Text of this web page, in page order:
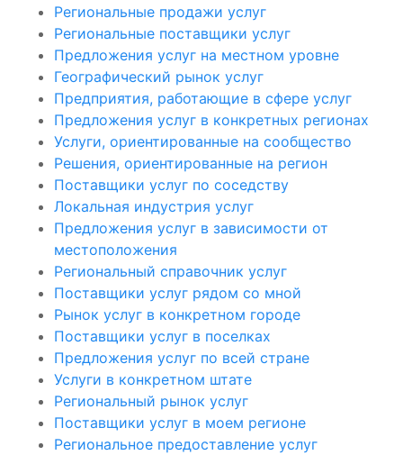
Региональные продажи услуг
Региональные поставщики услуг
Предложения услуг на местном уровне
Географический рынок услуг
Предприятия, работающие в сфере услуг
Предложения услуг в конкретных регионах
Услуги, ориентированные на сообщество
Решения, ориентированные на регион
Поставщики услуг по соседству
Локальная индустрия услуг
Предложения услуг в зависимости от
местоположения
Региональный справочник услуг
Поставщики услуг рядом со мной
Рынок услуг в конкретном городе
Поставщики услуг в поселках
Предложения услуг по всей стране
Услуги в конкретном штате
Региональный рынок услуг
Поставщики услуг в моем регионе
Региональное предоставление услуг